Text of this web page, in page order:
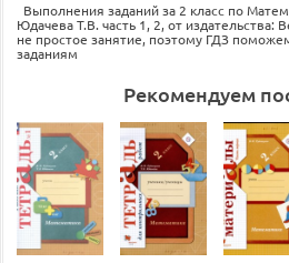
Выполнения заданий за 2 класс по
Юдачева Т.В. часть 1, 2, от издательства:
не простое занятие, поэтому ГДЗ
заданиям
Рекомендуем